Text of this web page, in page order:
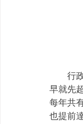
行政
早就先
每年共
也提前